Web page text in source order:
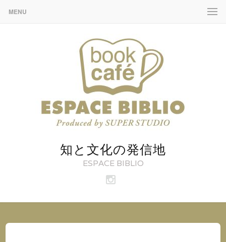
MENU
知と文化の発信地
ESPACE BIBLIO
ブ
オ